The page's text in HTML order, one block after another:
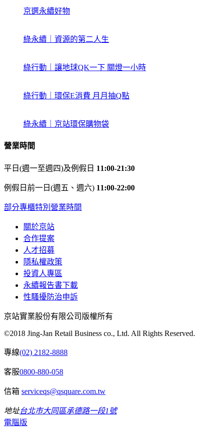
京選永續好物
綠永續｜資源的第二人生
綠行動｜讓地球QK一下 關燈一小時
綠行動｜環保E消費 月月抽Q點
綠永續｜京站環保購物袋
營業時間
平日(週一至週四)及例假日 11:00-21:30
例假日前一日(週五、週六) 11:00-22:00
部分專櫃特別營業時間
關於京站
合作提案
人才招募
隱私權政策
投資人專區
永續報告書下載
性騷擾防治申訴
京站實業股份有限公司版權所有
©2018 Jing-Jan Retail Business co., Ltd. All Rights Reserved.
專線(02) 2182-8888
客服0800-880-058
信箱 serviceqs@qsquare.com.tw
地址台北市大同區承德路一段1號
電腦版